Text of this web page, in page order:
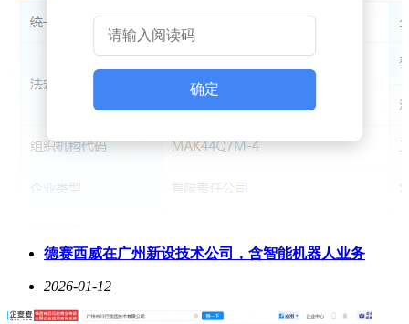
确定
德赛西威在广州新设技术公司，含智能机器人业务
2026-01-12